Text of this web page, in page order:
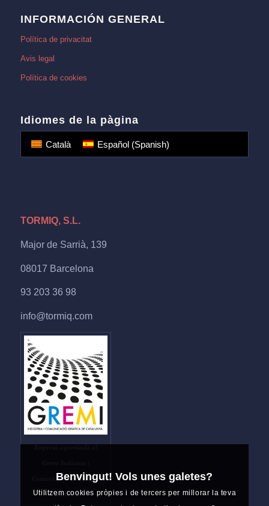
INFORMACIÓN GENERAL
Política de privacitat
Avis legal
Política de cookies
Idiomes de la pàgina
Català Español(Spanish)
TORMIQ, S.L.
Major de Sarrià, 139
08017 Barcelona
93 203 36 98
info@tormiq.com
Empresa agremiada al
Comunicació Gràfica de
Catalunya
Benvingut! Vols unes galetes?
Utilitzem cookies pròpies i de tercers per millorar la teva